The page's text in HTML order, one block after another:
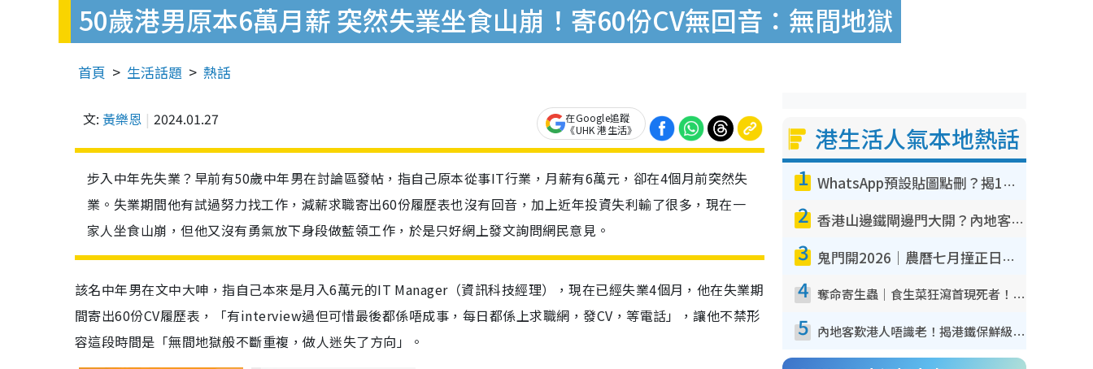
50歲港男原本6萬月薪 突然失業坐食山崩！寄60份CV無回音：無間地獄
首頁 生活話題 熱話
文: 黃樂恩 2024.01.27
在Google追蹤
《UHK 港生活》
步入中年先失業？早前有50歲中年男在討論區發帖，指自己原本從事IT行業，月薪有6萬元，卻在4個月前突然失
業。失業期間他有試過努力找工作，減薪求職寄出60份履歷表也沒有回音，加上近年投資失利輸了很多，現在一
家人坐食山崩，但他又沒有勇氣放下身段做藍領工作，於是只好網上發文詢問網民意見。
該名中年男在文中大呻，指自己本來是月入6萬元的IT Manager（資訊科技經理），現在已經失業4個月，他在失業期
間寄出60份CV履歷表，「有interview過但可惜最後都係唔成事，每日都係上求職網，發CV，等電話」，讓他不禁形
容這段時間是「無間地獄般不斷重複，做人迷失了方向」。
港生活人氣本地熱話
1 WhatsApp預設貼圖點刪？揭1招「反向操作」還原簡潔介面 附3步實測教學
2 香港山邊鐵閘邊門大開？內地客困惑意義何在！網民神回覆：呢種叫法理性防禦
3 鬼門開2026｜農曆七月撞正日全食特別邪？專家警告切忌做一事！揭4大禁忌+2招保平安
4 奪命寄生蟲｜食生菜狂瀉首現死者！疫潮惡化錄1.8萬宗病例 揭洗菜3大謬誤
5 內地客歎港人唔識老！揭港鐵保鮮級冷氣 港人求放過：咪投訴